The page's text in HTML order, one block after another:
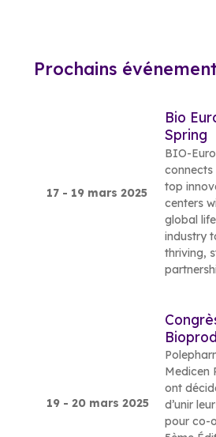
Prochains
17 - 19 mars 2025
Bio
Spring
BIO-
connects
top
centers
global
industry
thriving,
19 - 20 mars 2025
Medicen
ont
d’unir
pour co-